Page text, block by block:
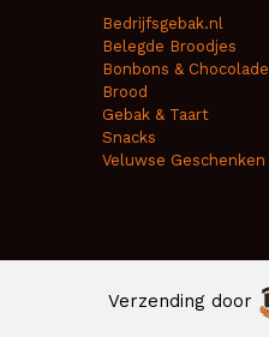
Bedrijfsgebak.nl
Belegde Broodjes
Bonbons & Chocolade
Brood
Gebak & Taart
Snacks
Veluwse Geschenken
Verzending door